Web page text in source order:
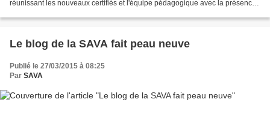
réunissant les nouveaux certifiés et l'équipe pédagogique avec la présence
Le blog de la SAVA fait peau neuve
Publié le 27/03/2015 à 08:25
Par SAVA